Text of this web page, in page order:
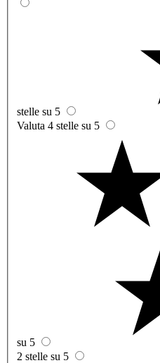
stelle su 5
Valuta 4 stelle su 5
su 5
2 stelle su 5